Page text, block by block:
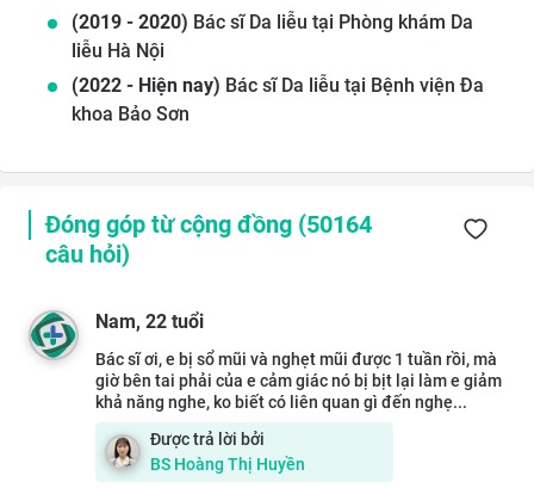
(2019 - 2020) Bác sĩ Da liễu tại Phòng khám Da
liễu Hà Nội
(2022 - Hiện nay) Bác sĩ Da liễu tại Bệnh viện Đa
khoa Bảo Sơn
Đóng góp từ cộng đồng (50164
câu hỏi)
Nam, 22 tuổi
Bác sĩ ơi, e bị sổ mũi và nghẹt mũi được 1 tuần rồi, mà
giờ bên tai phải của e cảm giác nó bị bịt lại làm e giảm
khả năng nghe, ko biết có liên quan gì đến nghẹ...
Được trả lời bởi
BS Hoàng Thị Huyền